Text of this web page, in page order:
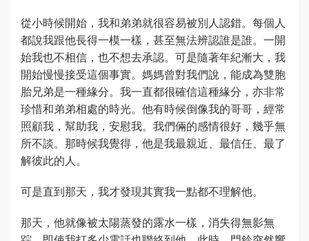
從小時候開始，我和弟弟就很容易被別人認錯。每個人
都說我跟他長得一模一樣，甚至無法辨認誰是誰。一開
始我也不相信，也不想去承認。可是隨著年紀漸大，我
開始慢慢接受這個事實。媽媽曾對我們說，能成為雙胞
胎兄弟是一種緣分。我一直都很確信這種緣分，亦非常
珍惜和弟弟相處的時光。他有時候倒像我的哥哥，經常
照顧我，幫助我，安慰我。我們倆的感情很好，幾乎無
所不談。那時候我覺得，他是我最親近、最信任、最了
解彼此的人。
可是直到那天，我才發現其實我一點都不理解他。
那天，他就像被太陽蒸發的露水一樣，消失得無影無